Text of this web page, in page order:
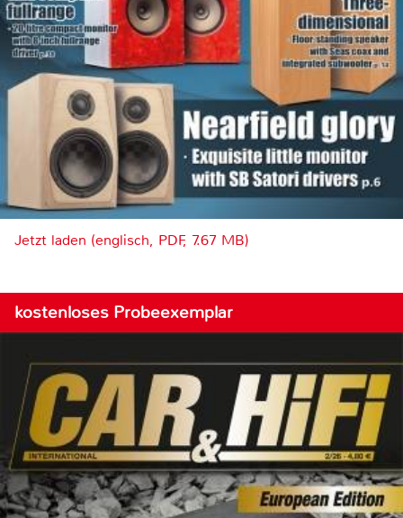
Jetzt laden (englisch, PDF, 7.67 MB)
kostenloses Probeexemplar